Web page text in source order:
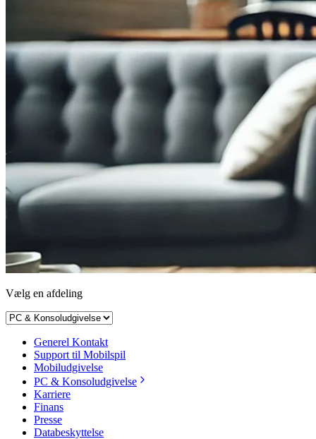
Vælg en afdeling
Generel Kontakt
Support til Mobilspil
Mobiludgivelse
PC & Konsoludgivelse
Karriere
Finans
Presse
Databeskyttelse